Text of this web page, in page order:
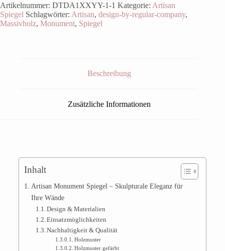
Artikelnummer: DTDA1XXYY-1-1 Kategorie: Artisan
Spiegel Schlagwörter: Artisan, design-by-regular-company,
Massivholz, Monument, Spiegel
Beschreibung
Zusätzliche Informationen
Inhalt
Artisan Monument Spiegel – Skulpturale Eleganz für
Ihre Wände
Design & Materialien
Einsatzmöglichkeiten
Nachhaltigkeit & Qualität
Holzmuster
Holzmuster gefärbt